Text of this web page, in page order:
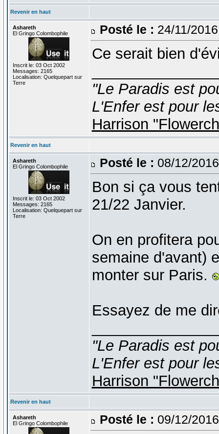
Revenir en haut
Ashareth
El Gringo Colombophile
Inscrit le: 03 Oct 2002
Messages: 2165
Localisation: Quelquepart sur
Terre
Posté le : 24/11/
Ce serait bien
"Le Paradis est
L'Enfer est pour
Harrison
Revenir en haut
Ashareth
El Gringo Colombophile
Inscrit le: 03 Oct 2002
Messages: 2165
Localisation: Quelquepart sur
Terre
Posté le : 08/12/
Bon si ça vous
21/22 Janvier.
On en profitera
semaine d'avant)
monter sur Paris.
Essayez de me
"Le Paradis est
L'Enfer est pour
Harrison
Revenir en haut
Ashareth
El Gringo Colombophile
Posté le : 09/12/